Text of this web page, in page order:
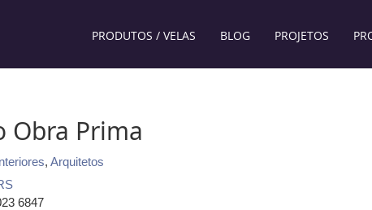
PRODUTOS / VELAS BLOG PROJETOS
Obra Prima
, Arquitetos
6847